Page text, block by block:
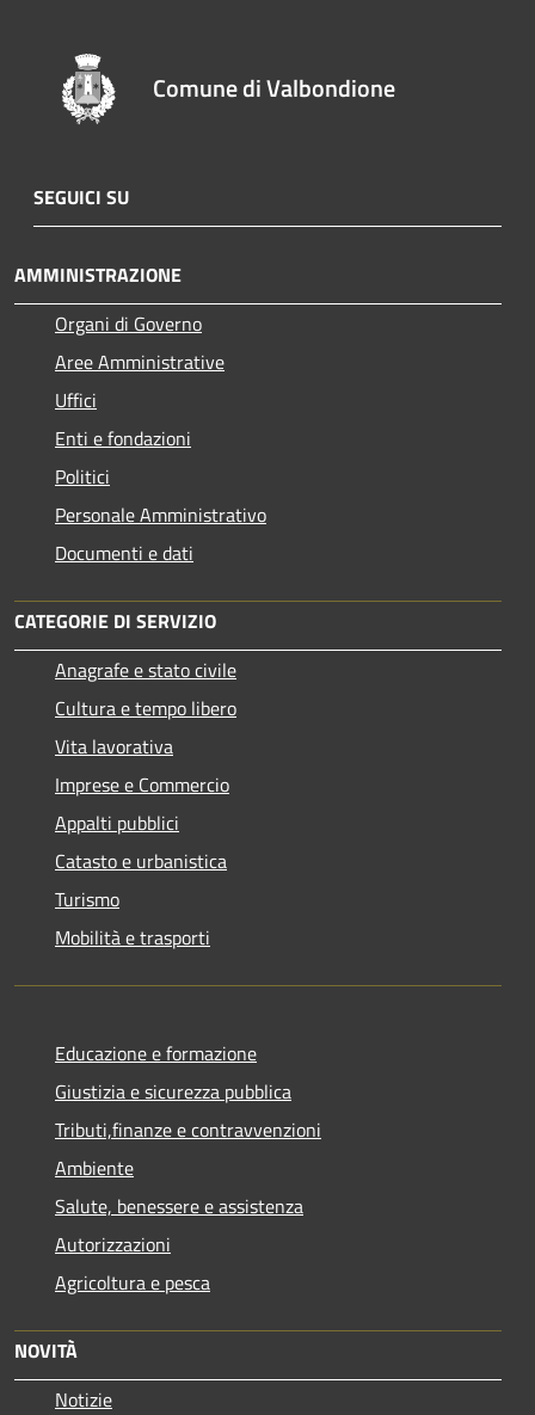
Comune di Valbondione
SEGUICI SU
AMMINISTRAZIONE
Organi di Governo
Aree Amministrative
Uffici
Enti e fondazioni
Politici
Personale Amministrativo
Documenti e dati
CATEGORIE DI SERVIZIO
Anagrafe e stato civile
Cultura e tempo libero
Vita lavorativa
Imprese e Commercio
Appalti pubblici
Catasto e urbanistica
Turismo
Mobilità e trasporti
Educazione e formazione
Giustizia e sicurezza pubblica
Tributi,finanze e contravvenzioni
Ambiente
Salute, benessere e assistenza
Autorizzazioni
Agricoltura e pesca
NOVITÀ
Notizie